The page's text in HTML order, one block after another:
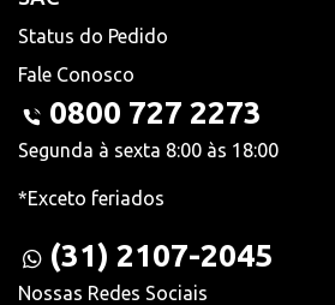
Status do Pedido
Fale Conosco
0800 727 2273
Segunda à sexta 8:00 às 18:00
*Exceto feriados
(31) 2107-2045
Nossas Redes Sociais